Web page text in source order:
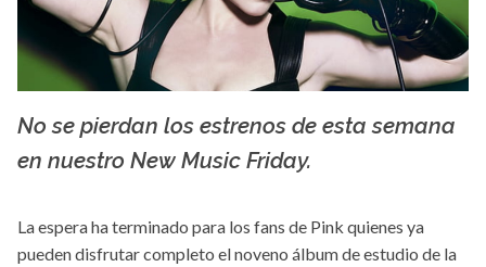
No se pierdan los estrenos de esta semana
en nuestro New Music Friday.
La espera ha terminado para los fans de Pink quienes ya
pueden disfrutar completo el noveno álbum de estudio de la